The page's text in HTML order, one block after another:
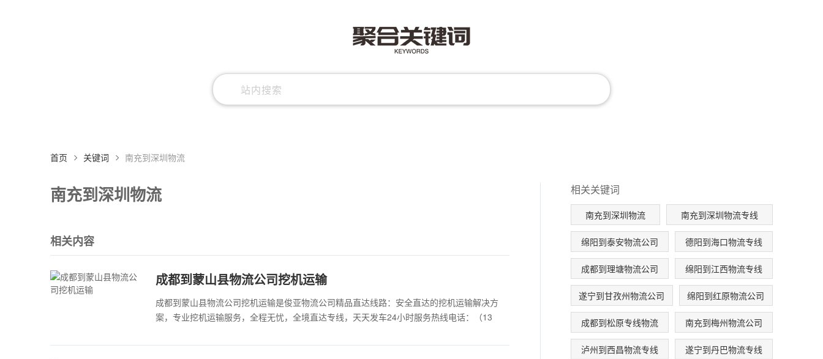
首页 关键词 南充到深圳物流
南充到深圳物流
相关内容
成都到蒙山县物流公司挖机运输
成都到蒙山县物流公司挖机运输是俊亚物流公司精品直达线路：安全直达的挖机运输解决方
案，专业挖机运输服务，全程无忧，全境直达专线，天天发车24小时服务热线电话：（13
相关关键词
南充到深圳物流 南充到深圳物流专线
绵阳到泰安物流公司 德阳到海口物流专线
成都到理塘物流公司 绵阳到江西物流专线
遂宁到甘孜州物流公司 绵阳到红原物流公司
成都到松原专线物流 南充到梅州物流公司
泸州到西昌物流专线 遂宁到丹巴物流专线